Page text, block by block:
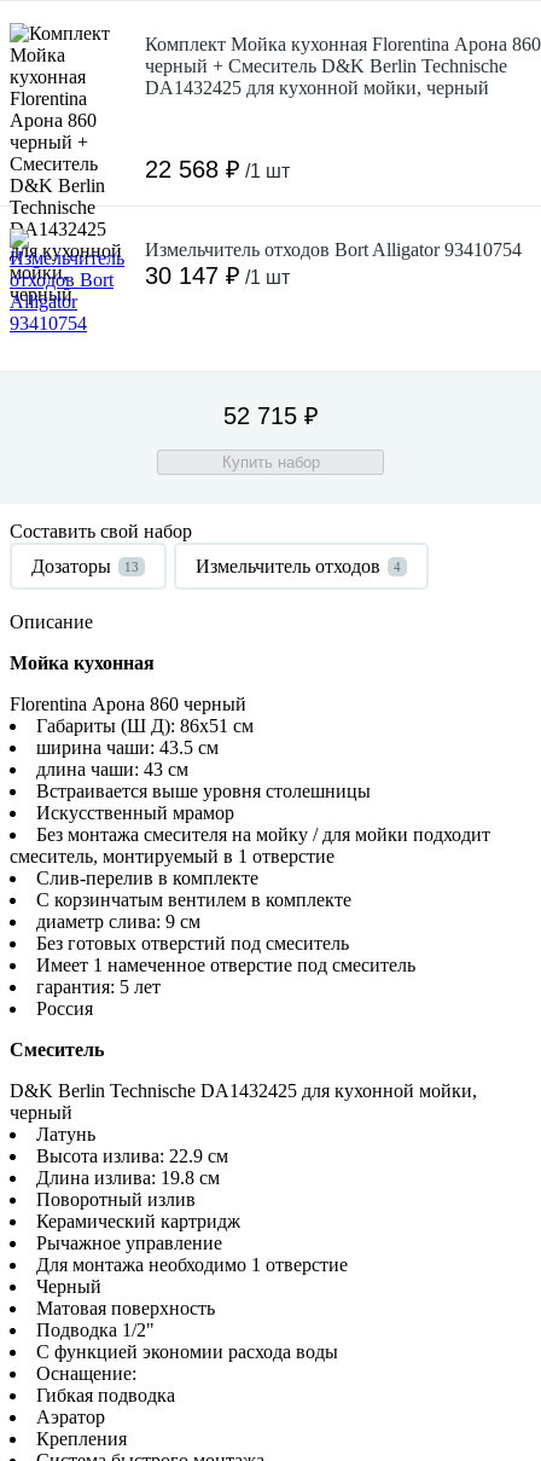
Комплект Мойка кухонная Florentina Арона 860
черный + Смеситель D&K Berlin Technische
DA1432425 для кухонной мойки, черный
22 568 ₽ /1 шт
Измельчитель отходов Bort Alligator 93410754
30 147 ₽ /1 шт
52 715 ₽
Купить набор
Составить свой набор
Дозаторы
13 Измельчитель отходов 4
Описание
Мойка кухонная
Florentina Арона 860 черный
Габариты (Ш Д): 86x51 см
ширина чаши: 43.5 см
длина чаши: 43 см
Встраивается выше уровня столешницы
Искусственный мрамор
Без монтажа смесителя на мойку / для мойки подходит
смеситель, монтируемый в 1 отверстие
Слив-перелив в комплекте
С корзинчатым вентилем в комплекте
диаметр слива: 9 см
Без готовых отверстий под смеситель
Имеет 1 намеченное отверстие под смеситель
гарантия: 5 лет
Россия
Смеситель
D&K Berlin Technische DA1432425 для кухонной мойки,
черный
Латунь
Высота излива: 22.9 см
Длина излива: 19.8 см
Поворотный излив
Керамический картридж
Рычажное управление
Для монтажа необходимо 1 отверстие
Черный
Матовая поверхность
Подводка 1/2"
С функцией экономии расхода воды
Оснащение:
Гибкая подводка
Аэратор
Крепления